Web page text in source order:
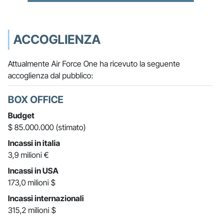
ACCOGLIENZA
Attualmente Air Force One ha ricevuto la seguente
accoglienza dal pubblico:
BOX OFFICE
Budget
$ 85.000.000 (stimato)
Incassi in italia
3,9 milioni €
Incassi in USA
173,0 milioni $
Incassi internazionali
315,2 milioni $